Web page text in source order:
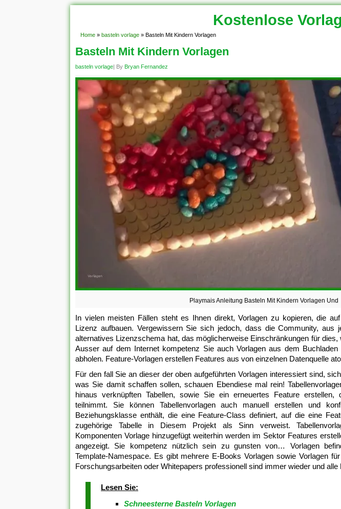
Kostenlose
Home » basteln vorlage » Basteln Mit Kindern Vorlagen
Basteln Mit Kindern Vorlagen
basteln vorlage| By Bryan Fernandez
Playmais Anleitung Basteln Mit Kindern Vorlagen Und
In vielen meisten Fällen steht es Ihnen direkt, Vorlagen zu kopieren, die
Lizenz aufbauen. Vergewissern Sie sich jedoch, dass die Community, aus
alternatives Lizenzschema hat, das möglicherweise Einschränkungen für dies,
Ausser auf dem Internet kompetenz Sie auch Vorlagen aus dem Buchladen
abholen. Feature-Vorlagen erstellen Features aus von einzelnen Datenquelle
Für den fall Sie an dieser der oben aufgeführten Vorlagen interessiert sind,
was Sie damit schaffen sollen, schauen Ebendiese mal rein!
hinaus verknüpften Tabellen, sowie Sie ein erneuertes Feature erstellen,
teilnimmt. Sie können Tabellenvorlagen auch manuell erstellen und
Beziehungsklasse enthält, die eine Feature-Class definiert, auf die eine
zugehörige Tabelle in Diesem Projekt als Sinn verweist.
Komponenten Vorlage hinzugefügt weiterhin werden im Sektor Features
angezeigt. Sie kompetenz nützlich sein zu gunsten von… Vorlagen
Template-Namespace. Es gibt mehrere E-Books Vorlagen sowie Vorlagen
Forschungsarbeiten oder Whitepapers professionell sind immer wieder und
Lesen Sie:
Schneesterne Basteln Vorlagen